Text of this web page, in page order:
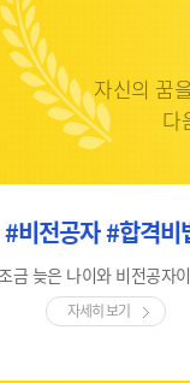
자신의 꿈
다
#비전공자 #합격비
자세히 보기